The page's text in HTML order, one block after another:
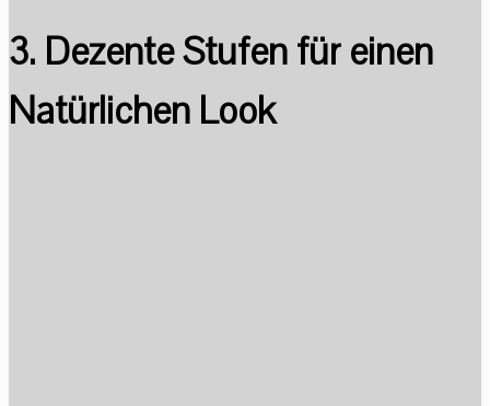
3. Dezente Stufen für einen
Natürlichen Look